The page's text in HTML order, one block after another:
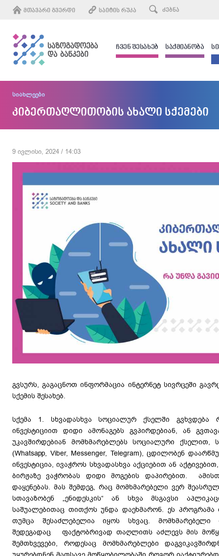
ᲛᲗᲐᲕᲐᲠᲘ ᲒᲕᲔᲠᲓᲘ ᲡᲐᲘᲢᲘᲡ ᲠᲣᲙᲐ
ᲩᲕᲔᲜ ᲨᲔᲡᲐᲮᲔᲑ ᲡᲐᲥᲛᲘᲐᲜᲝᲑᲐ
სიახლეები
კიბერთაღლითობის ახალი სქემები
9 ივლისი, 2024 / 14:03
გვსურს, გაგაცნოთ ინფორმაცია ინტერნეტ სივრცეში
სქემის შესახებ.
სქემა 1. სხვადასხვა სოციალურ ქსელში გვხვდება
ინვესტიციით დიდი ამონაგებს გვპირდებიან, ან
უკავშირდებიან მომხმარებლებს სოციალური ქსელით,
(Whatsapp, Viber, Messenger, Telegram), ცდილობენ
ინვესტიცია, ივაჭროს სხვადასხვა აქციებით ან
ბირჟაზე ვაჭრობას დიდი მოგების დაპირებით.
დაყენებას. მას შემდეგ, რაც მომხმარებელი ვერ
სთავაზობენ „ენიდესკის“ ან სხვა მსგავსი
საშუალებითაც თითქოს უნდა დაეხმარონ. ეს პროგრამა
თუმცა შესაძლებელია იყოს სხვაც. მომხმარებელი
შედეგადაც ფაქტობრივად თაღლითს აძლევს მის
შემთხვევები, როდესაც მომხმარებლები